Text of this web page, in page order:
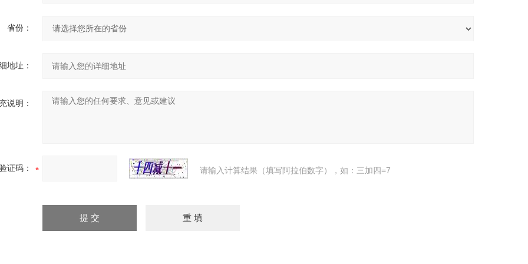
省份：
地址：
说明：
证码： 请输入计算结果（填写阿拉伯数字），如：三加四=7